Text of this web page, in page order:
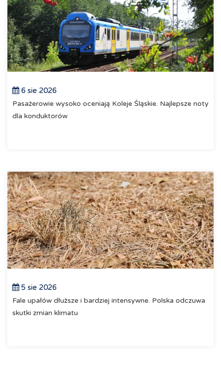
6 sie 2026
Pasażerowie wysoko oceniają Koleje Śląskie. Najlepsze noty
dla konduktorów
5 sie 2026
Fale upałów dłuższe i bardziej intensywne. Polska odczuwa
skutki zmian klimatu